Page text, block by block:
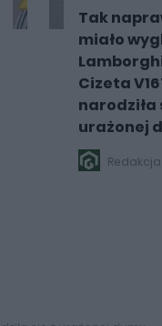
Tak
miało
Cizeta
narodziła
urażonej
Redakcja